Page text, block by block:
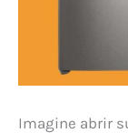
Imagine abrir